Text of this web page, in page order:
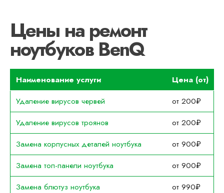
Цены на ремонт
ноутбуков BenQ
Наименование услуги
Цена (от)
Удаление вирусов червей
от 200₽
Удаление вирусов троянов
от 200₽
Замена корпусных деталей ноутбука
от 900₽
Замена топ-панели ноутбука
от 900₽
Замена блютуз ноутбука
от 990₽